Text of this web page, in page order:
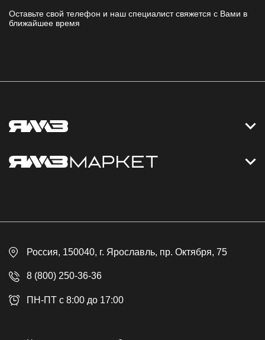
Оставьте свой телефон и наш специалист свяжется с Вами в
ближайшее время
Контакты
Доставка
Контакты
Гарантия
Россия, 150040, г. Ярославль, пр. Октября, 75
8 (800) 250-36-36
ПН-ПТ с 8:00 до 17:00